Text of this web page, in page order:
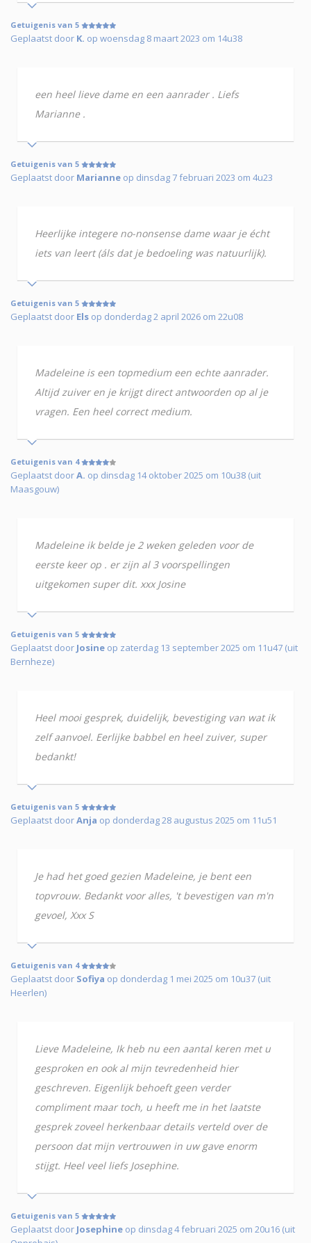
Getuigenis van 5
Geplaatst door K. op woensdag 8 maart 2023 om 14u38
een heel lieve dame en een aanrader . Liefs
Marianne .
Getuigenis van 5
Geplaatst door Marianne op dinsdag 7 februari 2023 om 4u23
Heerlijke integere no-nonsense dame waar je écht
iets van leert (áls dat je bedoeling was natuurlijk).
Getuigenis van 5
Geplaatst door Els op donderdag 2 april 2026 om 22u08
Madeleine is een topmedium een echte aanrader.
Altijd zuiver en je krijgt direct antwoorden op al je
vragen. Een heel correct medium.
Getuigenis van 4
Geplaatst doorA. op dinsdag 14 oktober 2025 om 10u38 (uit
Maasgouw)
Madeleine ik belde je 2 weken geleden voor de
eerste keer op . er zijn al 3 voorspellingen
uitgekomen super dit. xxx Josine
Getuigenis van 5
Geplaatst door Josine op zaterdag 13 september 2025 om 11u47 (uit
Bernheze)
Heel mooi gesprek, duidelijk, bevestiging van wat ik
zelf aanvoel. Eerlijke babbel en heel zuiver, super
bedankt!
Getuigenis van 5
Geplaatst doorAnja op donderdag 28 augustus 2025 om 11u51
Je had het goed gezien Madeleine, je bent een
topvrouw. Bedankt voor alles, 't bevestigen van m'n
gevoel, Xxx S
Getuigenis van 4
Geplaatst door Sofiya op donderdag 1 mei 2025 om 10u37 (uit
Heerlen)
Lieve Madeleine, Ik heb nu een aantal keren met u
gesproken en ook al mijn tevredenheid hier
geschreven. Eigenlijk behoeft geen verder
compliment maar toch, u heeft me in het laatste
gesprek zoveel herkenbaar details verteld over de
persoon dat mijn vertrouwen in uw gave enorm
stijgt. Heel veel liefs Josephine.
Getuigenis van 5
Geplaatst door Josephine op dinsdag 4 februari 2025 om 20u16 (uit